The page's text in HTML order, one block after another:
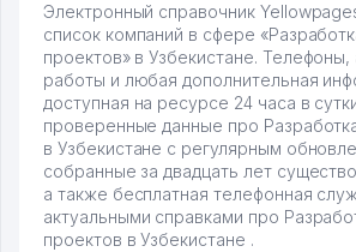
Электронный справочник
список компаний в сфере
проектов» в Узбекистане. Телефоны,
работы и любая дополнительная
доступная на ресурсе 24 часа в
проверенные данные про
в Узбекистане с регулярным
собранные за двадцать лет
а также бесплатная телефонная
актуальными справками про
проектов в Узбекистане .